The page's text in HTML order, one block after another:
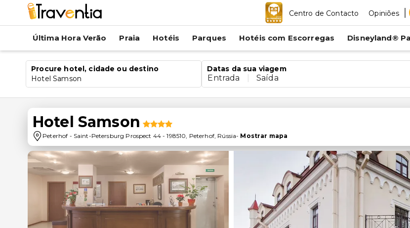
Centro de Contacto Opiniões
Última Hora Verão Praia Hotéis Parques Hotéis com Escorregas Disneyland®
Procure hotel, cidade ou destino
Hotel Samson
Datas da sua viagem
Entrada Saída
Hotel Samson
Peterhof - Saint-Petersburg Prospect 44 -198510, Peterhof, Rússia- Mostrar mapa